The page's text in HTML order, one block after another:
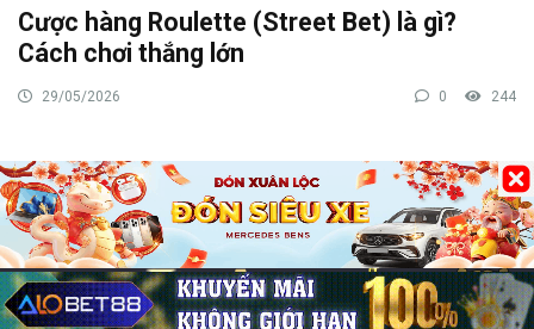
Cược hàng Roulette (Street Bet) là gì?
Cách chơi thắng lớn
29/05/2026 0 244
Bài viết mới
Các game online hay nhất, đông người chơi nhất 2026